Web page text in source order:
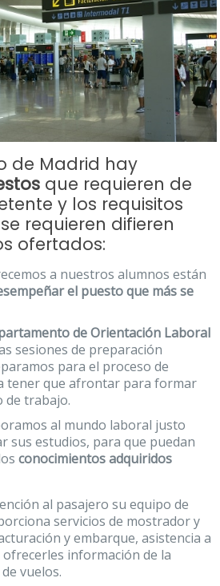
de Madrid hay
que requieren de
y los requisitos
requieren difieren
ofertados:
a nuestros alumnos están
el puesto que más se
de Orientación Laboral
sesiones de preparación
para el proceso de
tener que afrontar para formar
de trabajo.
al mundo laboral justo
sus estudios, para que puedan
conocimientos adquiridos
al pasajero su equipo de
servicios de mostrador y
y embarque, asistencia a
información de la
vuelos.